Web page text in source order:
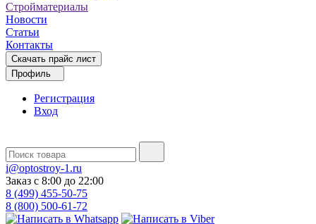
Стройматериалы
Новости
Статьи
Контакты
Скачать прайс лист
Профиль
Регистрация
Вход
i@optostroy-1.ru
Заказ с 8:00 до 22:00
8 (499) 455-50-75
8 (800) 500-61-72